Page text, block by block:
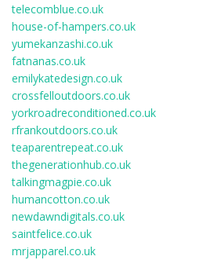
telecomblue.co.uk
house-of-hampers.co.uk
yumekanzashi.co.uk
fatnanas.co.uk
emilykatedesign.co.uk
crossfelloutdoors.co.uk
yorkroadreconditioned.co.uk
rfrankoutdoors.co.uk
teaparentrepeat.co.uk
thegenerationhub.co.uk
talkingmagpie.co.uk
humancotton.co.uk
newdawndigitals.co.uk
saintfelice.co.uk
mrjapparel.co.uk